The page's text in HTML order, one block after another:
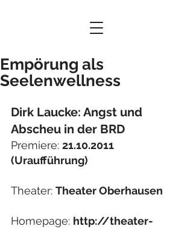
Empörung als
Seelenwellness
Dirk Laucke: Angst und
Abscheu in der BRD
Premiere: 21.10.2011
(Uraufführung)
Theater: Theater Oberhausen
Homepage: http://theater-